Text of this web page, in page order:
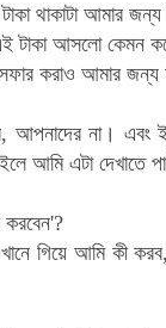
থাকাটা আমার জন্য
টাকা আসলো কেমন
করাও আমার জন্য
না। এবং
আমি এটা দেখাতে
করবেন'?
গিয়ে আমি কী